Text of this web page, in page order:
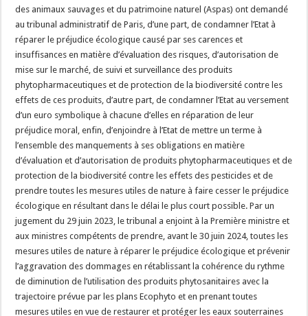
des animaux sauvages et du patrimoine naturel (Aspas) ont demandé
au tribunal administratif de Paris, d’une part, de condamner l’Etat à
réparer le préjudice écologique causé par ses carences et
insuffisances en matière d’évaluation des risques, d’autorisation de
mise sur le marché, de suivi et surveillance des produits
phytopharmaceutiques et de protection de la biodiversité contre les
effets de ces produits, d’autre part, de condamner l’Etat au versement
d’un euro symbolique à chacune d’elles en réparation de leur
préjudice moral, enfin, d’enjoindre à l’Etat de mettre un terme à
l’ensemble des manquements à ses obligations en matière
d’évaluation et d’autorisation de produits phytopharmaceutiques et de
protection de la biodiversité contre les effets des pesticides et de
prendre toutes les mesures utiles de nature à faire cesser le préjudice
écologique en résultant dans le délai le plus court possible. Par un
jugement du 29 juin 2023, le tribunal a enjoint à la Première ministre et
aux ministres compétents de prendre, avant le 30 juin 2024, toutes les
mesures utiles de nature à réparer le préjudice écologique et prévenir
l’aggravation des dommages en rétablissant la cohérence du rythme
de diminution de l’utilisation des produits phytosanitaires avec la
trajectoire prévue par les plans Ecophyto et en prenant toutes
mesures utiles en vue de restaurer et protéger les eaux souterraines